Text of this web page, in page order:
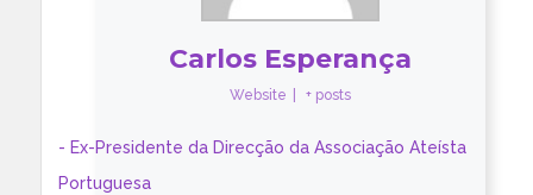
Carlos Esperança
Website + posts
- Ex-Presidente da Direcção da Associação Ateísta
Portuguesa